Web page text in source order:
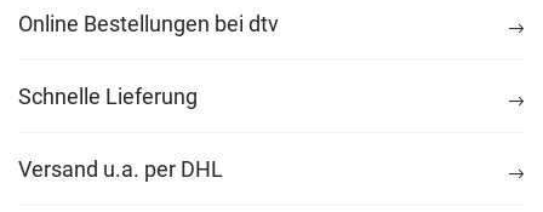
Online Bestellungen bei dtv
Schnelle Lieferung
Versand u.a. per DHL